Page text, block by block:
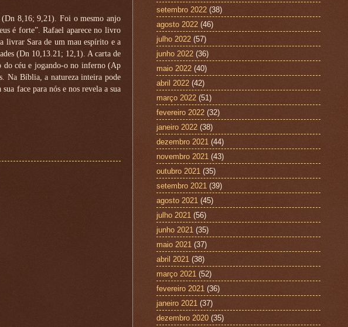
(Dn 8,16; 9,21). Foi o mesmo anjo
é forte”. Rafael aparece no livro
livrar Sara de um mau espírito e a
(Dn 10,13.21; 12,1). A carta de
do céu e jogando-o no inferno (Ap
Na Bíblia, a natureza inteira pode
face para nós e nos revela a sua
setembro 2022 (38)
agosto 2022 (46)
julho 2022 (57)
junho 2022 (36)
maio 2022 (40)
abril 2022 (42)
março 2022 (51)
fevereiro 2022 (32)
janeiro 2022 (38)
dezembro 2021 (44)
novembro 2021 (43)
outubro 2021 (35)
setembro 2021 (39)
agosto 2021 (45)
julho 2021 (56)
junho 2021 (35)
maio 2021 (37)
abril 2021 (38)
março 2021 (52)
fevereiro 2021 (36)
janeiro 2021 (37)
dezembro 2020 (35)